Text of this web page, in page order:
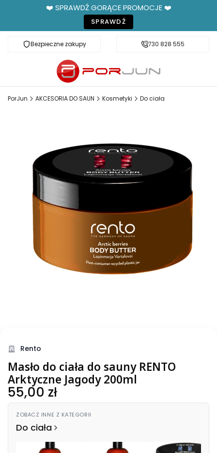
❤️ SPRAWDŹ GORĄCE PROMOCJE ❤️
SPRAWDŹ
Bezpieczne zakupy Fachowe doradztwo
730 828 555
PorJun AKCESORIA DO SAUN Kosmetyki Do ciała
Rento
Masło do ciała do sauny RENTO
Arktyczne Jagody 200ml
Cena
55,00 zł
ZOBACZ INNE Z KATEGORII
Do ciała